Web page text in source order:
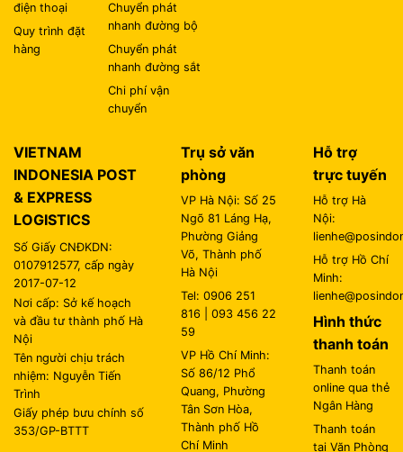
điện thoại
Quy trình đặt
hàng
Chuyển phát
nhanh đường bộ
Chuyển phát
nhanh đường sắt
Chi phí vận
chuyển
VIETNAM
INDONESIA POST
& EXPRESS
LOGISTICS
Số Giấy CNĐKDN:
0107912577, cấp ngày
2017-07-12
Nơi cấp: Sở kế hoạch
và đầu tư thành phố Hà
Nội
Tên người chịu trách
nhiệm: Nguyễn Tiến
Trình
Giấy phép bưu chính số
353/GP-BTTT
Trụ sở văn
phòng
VP Hà Nội: Số 25
Ngõ 81 Láng Hạ,
Phường Giảng
Võ, Thành phố
Hà Nội
Tel: 0906 251
816 | 093 456 22
59
VP Hồ Chí Minh:
Số 86/12 Phổ
Quang, Phường
Tân Sơn Hòa,
Thành phố Hồ
Chí Minh
Hỗ trợ
trực tuyến
Hỗ trợ Hà
Nội:
Hỗ trợ Hồ Chí
Minh:
Hình thức
thanh toán
Thanh toán
online qua thẻ
Ngân Hàng
Thanh toán
tại Văn Phòng